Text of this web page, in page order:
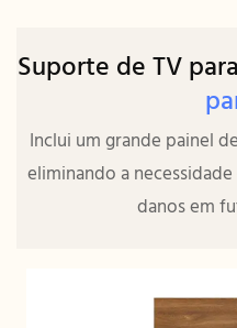
Suporte de TV
Inclui um grande painel
eliminando a
danos em